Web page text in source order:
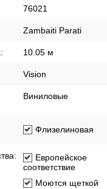
76021
Zambaiti Parati
10.05 м
Vision
Виниловые
Флизелиновая
Европейское
соответствие
Моются щеткой